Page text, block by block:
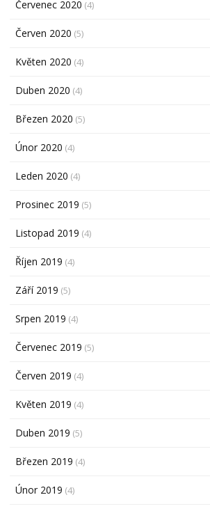
Červenec 2020 (4)
Červen 2020 (5)
Květen 2020 (4)
Duben 2020 (4)
Březen 2020 (5)
Únor 2020 (4)
Leden 2020 (4)
Prosinec 2019 (5)
Listopad 2019 (4)
Říjen 2019 (4)
Září 2019 (5)
Srpen 2019 (4)
Červenec 2019 (5)
Červen 2019 (4)
Květen 2019 (4)
Duben 2019 (5)
Březen 2019 (4)
Únor 2019 (4)